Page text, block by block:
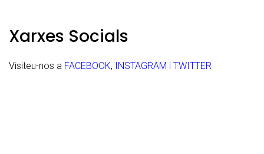
Xarxes Socials
Visiteu-nos a FACEBOOK, INSTAGRAM i TWITTER